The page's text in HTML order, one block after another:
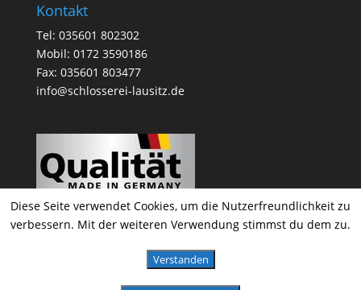
Kontakt
Tel: 035601 802302
Mobil: 0172 3590186
Fax: 035601 803477
info@schlosserei-lausitz.de
Diese Seite verwendet Cookies, um die Nutzerfreundlichkeit zu
verbessern. Mit der weiteren Verwendung stimmst du dem zu.
Verstanden